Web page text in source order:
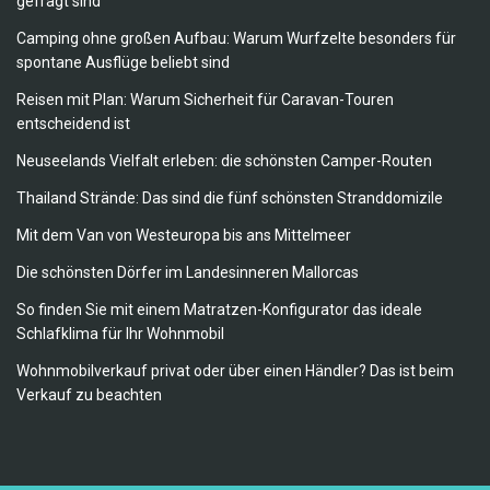
Camping ohne großen Aufbau: Warum Wurfzelte besonders für
spontane Ausflüge beliebt sind
Reisen mit Plan: Warum Sicherheit für Caravan-Touren
entscheidend ist
Neuseelands Vielfalt erleben: die schönsten Camper-Routen
Thailand Strände: Das sind die fünf schönsten Stranddomizile
Mit dem Van von Westeuropa bis ans Mittelmeer
Die schönsten Dörfer im Landesinneren Mallorcas
So finden Sie mit einem Matratzen-Konfigurator das ideale
Schlafklima für Ihr Wohnmobil
Wohnmobilverkauf privat oder über einen Händler? Das ist beim
Verkauf zu beachten